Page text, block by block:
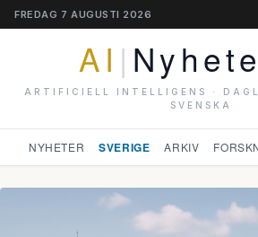
FREDAG 7 AUGUSTI 2026
AI |
ARTIFICIELL INTELLIGENS ·
SVENSKA
NYHETER SVERIGE ARKIV